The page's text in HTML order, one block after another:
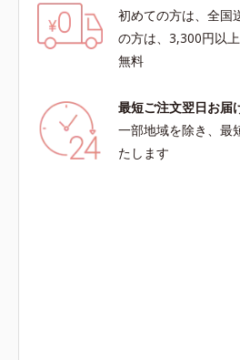
初めての方は、全国
の方は、3,300円以
無料
最短ご注文翌日お届
一部地域を除き、最
たします